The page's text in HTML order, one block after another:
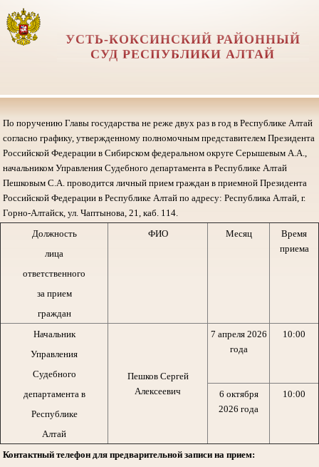
УСТЬ-КОКСИНСКИЙ РАЙОННЫЙ
СУД РЕСПУБЛИКИ АЛТАЙ
По поручению Главы государства не реже двух раз в год в Республике Алтай
согласно графику, утвержденному полномочным представителем Президента
Российской Федерации в Сибирском федеральном округе Серышевым А.А.,
начальником Управления Судебного департамента в Республике Алтай
Пешковым С.А. проводится личный прием граждан в приемной Президента
Российской Федерации в Республике Алтай по адресу: Республика Алтай, г.
Горно-Алтайск, ул. Чаптынова, 21, каб. 114.
Должность
лица
ответственного
за прием
граждан
ФИО Месяц
Время
приема
Начальник
Управления
Судебного
департамента в
Республике
Алтай
Пешков Сергей
Алексеевич
7 апреля 2026
года
10:00
6 октября
2026 года
10:00
Контактный телефон для предварительной записи на прием: